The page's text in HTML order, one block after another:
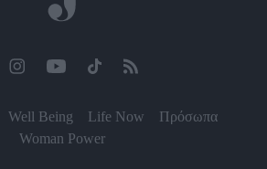
Well Being Life Now
Πρόσωπα
Woman Power